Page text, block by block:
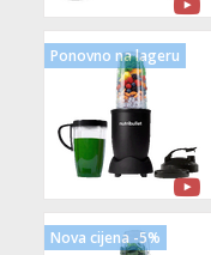
Ponovno na lageru
Nova cijena -5%